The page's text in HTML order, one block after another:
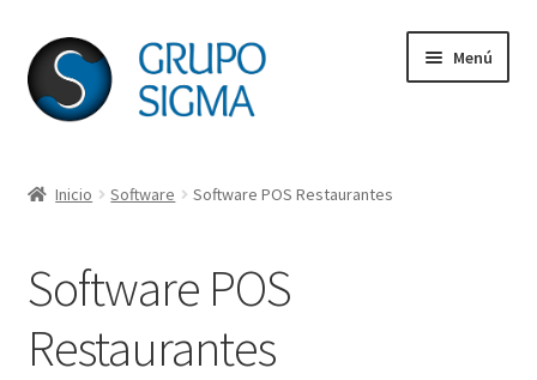
a
la
al
contenido
Menú
CDA
Lámparas para Videobeam
Inicio Software Software POS Restaurantes
Software POS
Restaurantes